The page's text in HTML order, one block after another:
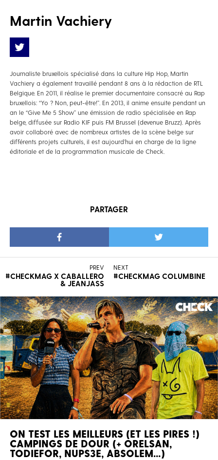
Martin Vachiery
Journaliste bruxellois spécialisé dans la culture Hip Hop, Martin
Vachiery a également travaillé pendant 8 ans à la rédaction de RTL
Belgique. En 2011, il réalise le premier documentaire consacré au Rap
bruxellois: “Yo ? Non, peut-être!”. En 2013, il anime ensuite pendant un
an le “Give Me 5 Show” une émission de radio spécialisée en Rap
belge, diffusée sur Radio KIF puis FM Brussel (devenue Bruzz). Après
avoir collaboré avec de nombreux artistes de la scène belge sur
différents projets culturels, il est aujourd’hui en charge de la ligne
éditoriale et de la programmation musicale de Check.
PARTAGER
PREV
#CHECKMAG X CABALLERO
& JEANJASS
NEXT
#CHECKMAG COLUMBINE
ON TEST LES MEILLEURS (ET LES PIRES !)
CAMPINGS DE DOUR (+ ORELSAN,
TODIEFOR, NUPS3E, ABSOLEM…)